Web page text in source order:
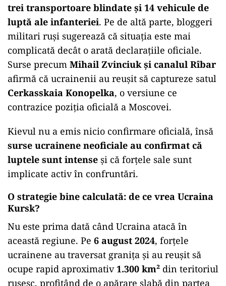
trei transportoare blindate și 14 vehicule de
luptă ale infanteriei. Pe de altă parte, bloggeri
militari ruși sugerează că situația este mai
complicată decât o arată declarațiile oficiale.
Surse precum Mihail Zvinciuk și canalul Rîbar
afirmă că ucrainenii au reușit să captureze satul
Cerkasskaia Konopelka, o versiune ce
contrazice poziția oficială a Moscovei.
Kievul nu a emis nicio confirmare oficială, însă
surse ucrainene neoficiale au confirmat că
luptele sunt intense și că forțele sale sunt
implicate activ în confruntări.
O strategie bine calculată: de ce vrea Ucraina
Kursk?
Nu este prima dată când Ucraina atacă în
această regiune. Pe 6 august 2024, forțele
ucrainene au traversat granița și au reușit să
ocupe rapid aproximativ1.300 km² din teritoriul
rusesc, profitând de o apărare slabă din partea